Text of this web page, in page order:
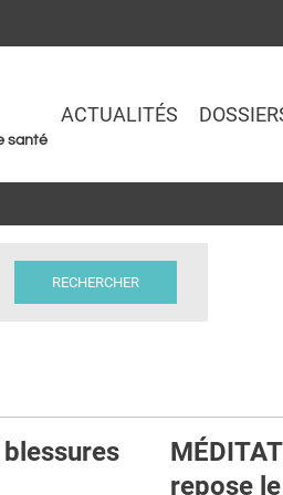
santé
ACTUALITÉS
blessures
repose